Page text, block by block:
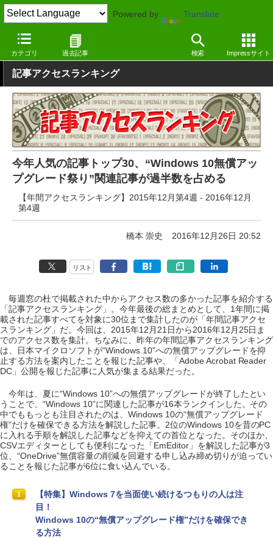
Powered by Translate
カテゴリ 過去記事 検索 Impressサイト
窓の杜 その他の話題
記事アクセスランキング
今年人気の記事トップ30、“Windows 10無償アッ
プグレード祭り”関連記事が過半数を占める
【年間アクセスランキング】2015年12月第4週 - 2016年12月
第4週
橋本 崇史 2016年12月26日 20:52
リスト
毎週窓の杜で掲載された中からアクセス数の多かった記事を紹介する
「記事アクセスランキング」。今年最後の総まとめとして、1年間に掲
載された記事すべてを対象に30位まで集計したのが「年間記事アクセ
スランキング」だ。今回は、2015年12月21日から2016年12月25日ま
でのアクセス数を集計。ちなみに、昨年の年間記事アクセスランキング
は、日本マイクロソフトが“Windows 10”への無償アップグレードを抑
止する方法を案内したことを報じた記事や、「Adobe Acrobat Reader
DC」公開を報じた記事に人気が集まる結果だった。
今年は、夏に“Windows 10”への無償アップグレードが終了したとい
うことで、“Windows 10”に関連した記事が16本ランクインした。その
中でももっとも注目されたのは、Windows 10の“無償アップグレード
権”だけを確保できる方法を解説した記事。2位のWindows 10を昔のPC
に入れる手順を解説した記事などを抑えての首位となった。そのほか、
CSVエディターとしても便利になった「EmEditor」を解説した記事が3
位、“OneDrive”無償容量の削減を回避する申し込み締め切りが迫ってい
ることを報じた記事が6位に食い込んでいる。
1
【特集】Windows 7を当面使い続けるつもりの人は注
目！
Windows 10の“無償アップグレード権”だけを確保でき
る方法